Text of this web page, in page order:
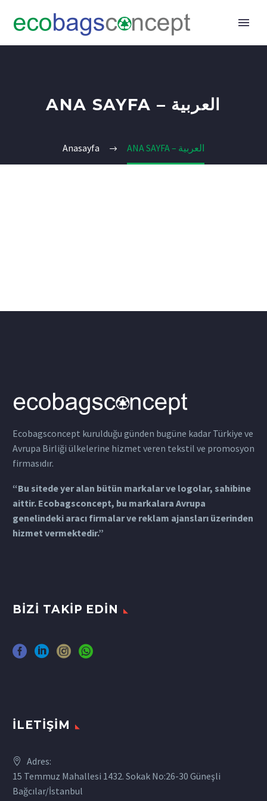
ANA SAYFA – العربية
Anasayfa ANA SAYFA – العربية
Ecobagsconcept kurulduğu günden bugüne kadar Türkiye ve
Avrupa Birliği ülkelerine hizmet veren tekstil ve promosyon
firmasıdır.
“Bu sitede yer alan bütün markalar ve logolar, sahibine
aittir. Ecobagsconcept, bu markalara Avrupa
genelindeki aracı firmalar ve reklam ajansları üzerinden
hizmet vermektedir.”
BIZI TAKIP EDIN
İLETIŞIM
Adres:
15 Temmuz Mahallesi 1432. Sokak No:26-30 Güneşli
Bağcılar/İstanbul